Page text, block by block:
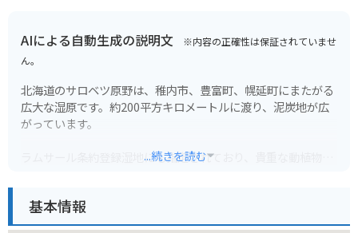
AIによる自動生成の説明文 ※内容の正確性は保証されていませ
ん。
北海道のサロベツ原野は、稚内市、豊富町、幌延町にまたがる
広大な湿原です。約200平方キロメートルに渡り、泥炭地が広
がっています。
ラムサール条約登録湿地にも指定されており、貴重な動植物の
周辺には、木道が整備されているので、気軽に散策を楽しむこ
...続きを読む
基本情報